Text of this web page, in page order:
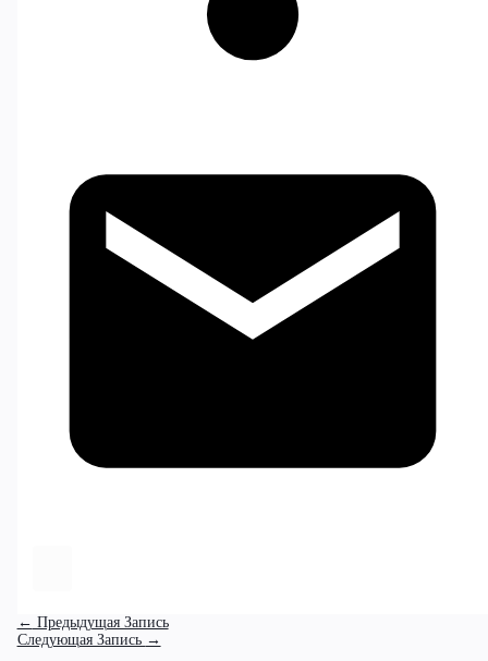
← Предыдущая Запись
Следующая Запись →